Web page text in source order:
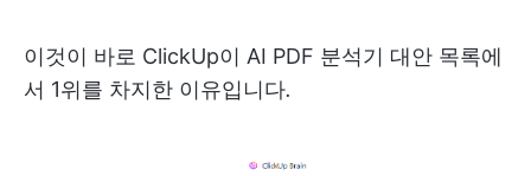
이것이 바로 ClickUp이 AI PDF 분석기 대안 목록에
서 1위를 차지한 이유입니다.